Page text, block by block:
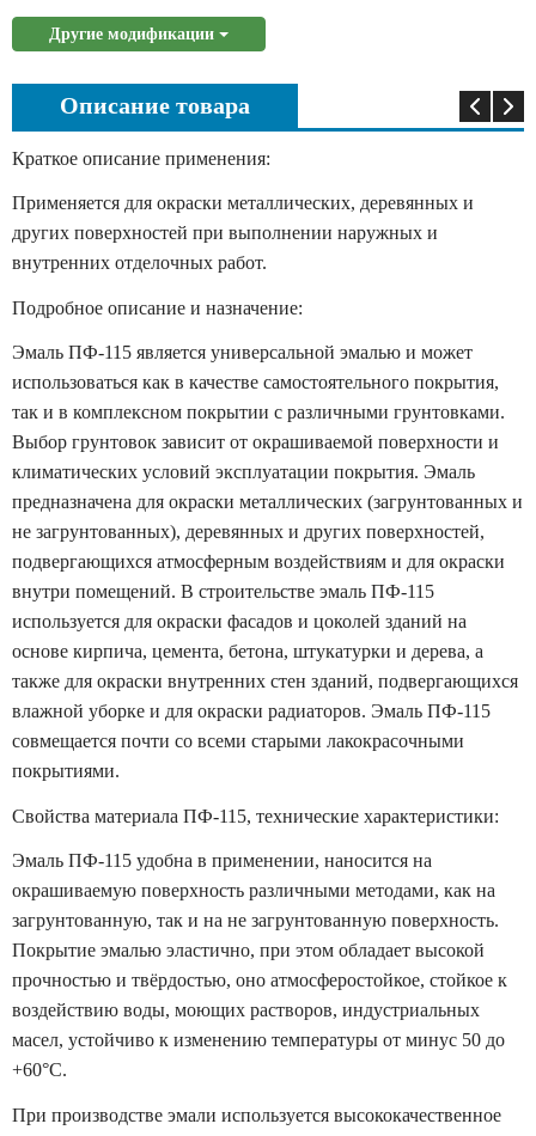
Другие модификации
Описание товара
Краткое описание применения:
Применяется для окраски металлических, деревянных и
других поверхностей при выполнении наружных и
внутренних отделочных работ.
Подробное описание и назначение:
Эмаль ПФ-115 является универсальной эмалью и может
использоваться как в качестве самостоятельного покрытия,
так и в комплексном покрытии с различными грунтовками.
Выбор грунтовок зависит от окрашиваемой поверхности и
климатических условий эксплуатации покрытия. Эмаль
предназначена для окраски металлических (загрунтованных и
не загрунтованных), деревянных и других поверхностей,
подвергающихся атмосферным воздействиям и для окраски
внутри помещений. В строительстве эмаль ПФ-115
используется для окраски фасадов и цоколей зданий на
основе кирпича, цемента, бетона, штукатурки и дерева, а
также для окраски внутренних стен зданий, подвергающихся
влажной уборке и для окраски радиаторов. Эмаль ПФ-115
совмещается почти со всеми старыми лакокрасочными
покрытиями.
Свойства материала ПФ-115, технические характеристики:
Эмаль ПФ-115 удобна в применении, наносится на
окрашиваемую поверхность различными методами, как на
загрунтованную, так и на не загрунтованную поверхность.
Покрытие эмалью эластично, при этом обладает высокой
прочностью и твёрдостью, оно атмосферостойкое, стойкое к
воздействию воды, моющих растворов, индустриальных
масел, устойчиво к изменению температуры от минус 50 до
+60°С.
При производстве эмали используется высококачественное